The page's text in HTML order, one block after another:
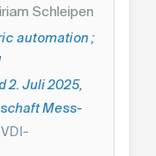
Schleipen
automation ;
2. Juli 2025,
Mess-
VDI-